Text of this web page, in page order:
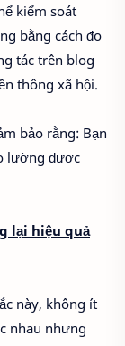
kiểm soát
bằng cách đo
tác trên blog
thông xã hội.
bảo rằng: Bạn
lường được
lại hiệu quả
này, không ít
nhau nhưng